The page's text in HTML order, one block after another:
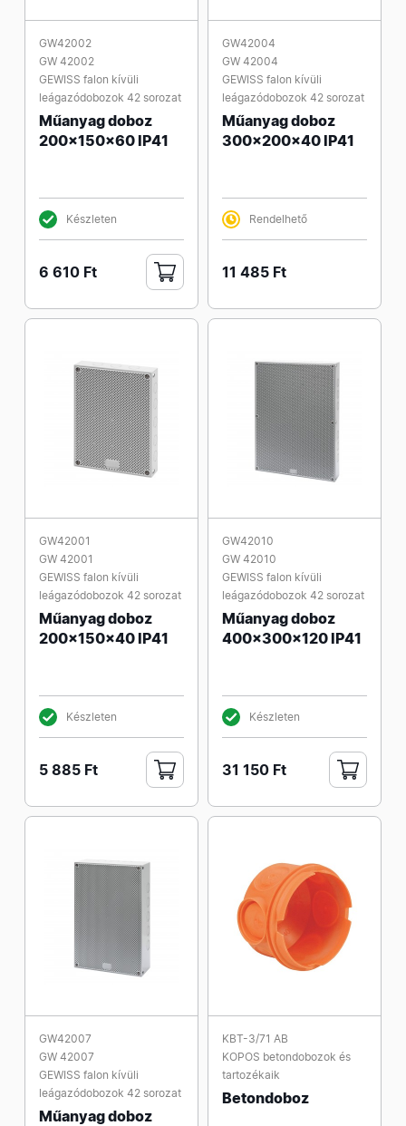
GW42002
GW 42002
GEWISS falon kívüli
leágazódobozok 42 sorozat
Műanyag doboz
200x150x60 IP41
Készleten
6 610 Ft
GW42004
GW 42004
GEWISS falon kívüli
leágazódobozok 42 sorozat
Műanyag doboz
300x200x40 IP41
Rendelhető
11 485 Ft
GW42001
GW 42001
GEWISS falon kívüli
leágazódobozok 42 sorozat
Műanyag doboz
200x150x40 IP41
Készleten
5 885 Ft
GW42010
GW 42010
GEWISS falon kívüli
leágazódobozok 42 sorozat
Műanyag doboz
400x300x120 IP41
Készleten
31 150 Ft
GW42007
GW 42007
GEWISS falon kívüli
leágazódobozok 42 sorozat
Műanyag doboz
KBT-3/71 AB
KOPOS betondobozok és
tartozékaik
Betondoboz